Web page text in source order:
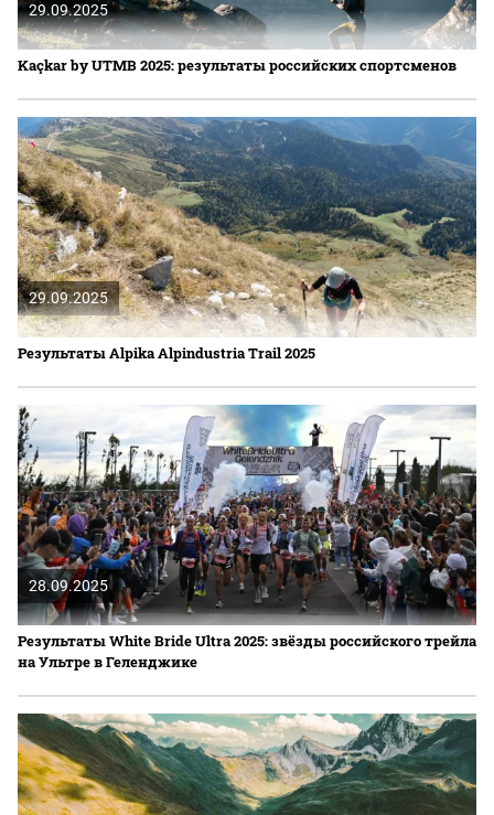
29.09.2025
Kaçkar by UTMB 2025: результаты российских спортсменов
29.09.2025
Результаты Alpika Alpindustria Trail 2025
28.09.2025
Результаты White Bride Ultra 2025: звёзды российского трейла
на Ультре в Геленджике